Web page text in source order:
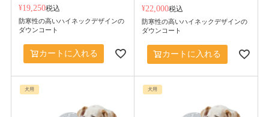
¥19,250税込
防寒性の高いハイネックデザインの
ダウンコート
カートに入れる
¥22,000税込
防寒性の高いハイネックデザインの
ダウンコート
カートに入れる
犬用 犬用